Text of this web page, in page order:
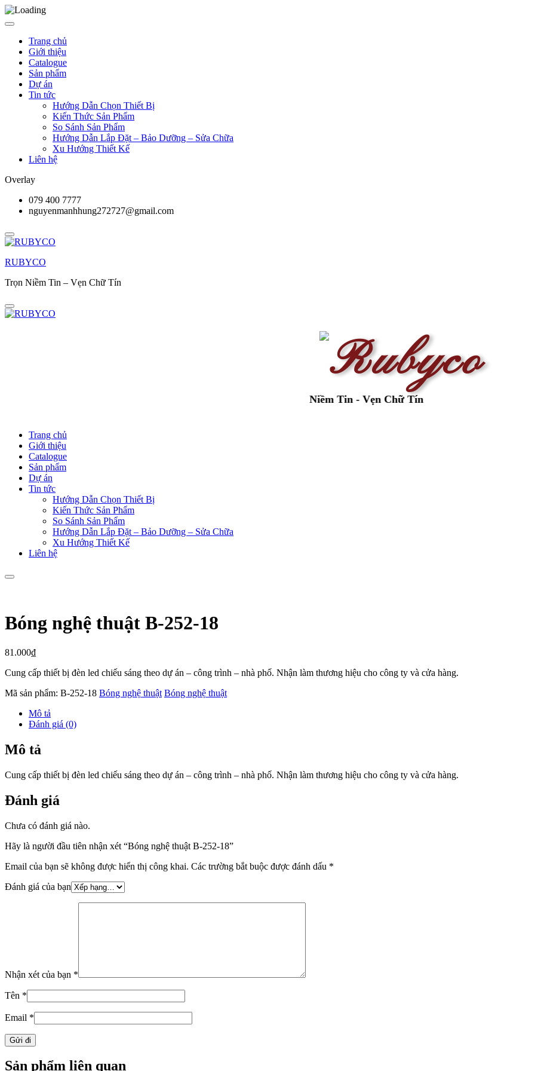
Trang chủ
Giới thiệu
Catalogue
Sản phẩm
Dự án
Tin tức
Hướng Dẫn Chọn Thiết Bị
Kiến Thức Sản Phẩm
So Sánh Sản Phẩm
Hướng Dẫn Lắp Đặt – Bảo Dưỡng – Sửa Chữa
Xu Hướng Thiết Kế
Liên hệ
Overlay
079 400 7777
nguyenmanhhung272727@gmail.com
RUBYCO
Trọn Niềm Tin – Vẹn Chữ Tín
Trọn Niềm Tin - Vẹn Chữ Tín
Trang chủ
Giới thiệu
Catalogue
Sản phẩm
Dự án
Tin tức
Hướng Dẫn Chọn Thiết Bị
Kiến Thức Sản Phẩm
So Sánh Sản Phẩm
Hướng Dẫn Lắp Đặt – Bảo Dưỡng – Sửa Chữa
Xu Hướng Thiết Kế
Liên hệ
Bóng nghệ thuật B-252-18
81.000₫
Cung cấp thiết bị đèn led chiếu sáng theo dự án – công trình – nhà phố. Nhận làm thương hiệu cho công ty và cửa hàng.
Mã sản phẩm: B-252-18 Bóng nghệ thuật Bóng nghệ thuật
Mô tả
Đánh giá (0)
Mô tả
Cung cấp thiết bị đèn led chiếu sáng theo dự án – công trình – nhà phố. Nhận làm thương hiệu cho công ty và cửa hàng.
Đánh giá
Chưa có đánh giá nào.
Hãy là người đầu tiên nhận xét “Bóng nghệ thuật B-252-18”
Email của bạn sẽ không được hiển thị công khai. Các trường bắt buộc được đánh dấu *
Đánh giá của bạn
Nhận xét của bạn *
Tên *
Email *
Sản phẩm liên quan